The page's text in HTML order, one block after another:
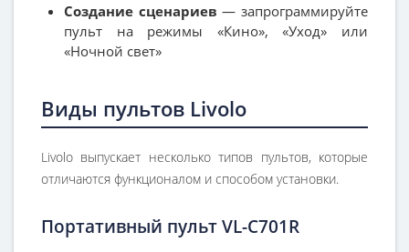
Создание сценариев — запрограммируйте
пульт на режимы «Кино», «Уход» или
«Ночной свет»
Виды пультов Livolo
Livolo выпускает несколько типов пультов, которые
отличаются функционалом и способом установки.
Портативный пульт VL-C701R